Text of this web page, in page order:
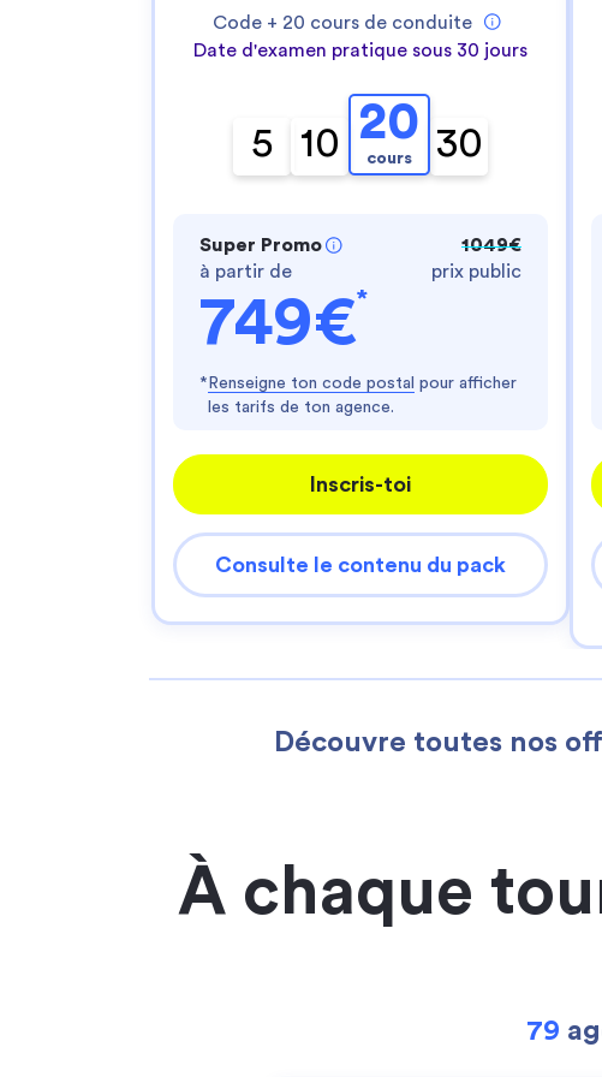
-
-
Code + 20 cours de conduite
Date d'examen pratique sous 30 jours
5 10 20
cours 30
Super Promo
à partir de
749€*
1049€
prix public
* Renseigne ton code postal pour afficher
les tarifs de ton agence.
Inscris-toi
Consulte le contenu du pack
Découvre toutes nos
À chaque
79